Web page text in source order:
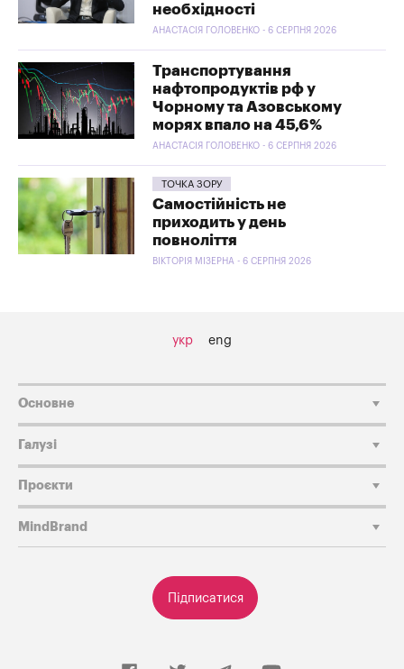
необхідності
АНАСТАСІЯ ГОЛОВЕНКО - 6 СЕРПНЯ 2026
Транспортування
нафтопродуктів рф у
Чорному та Азовському
морях впало на 45,6%
АНАСТАСІЯ ГОЛОВЕНКО - 6 СЕРПНЯ 2026
ТОЧКА ЗОРУ
Самостійність не
приходить у день
повноліття
ВІКТОРІЯ МІЗЕРНА - 6 СЕРПНЯ 2026
укр eng
Підписатися
Основне
Галузі
Проєкти
MindBrand